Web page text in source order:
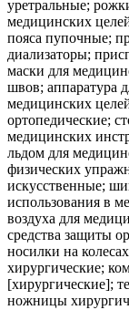
уретральные;
медицинских
пояса пупочные;
диализаторы;
маски для
швов; аппаратура
медицинских
ортопедические;
медицинских
льдом для
физических
искусственные;
использования в
воздуха для
средства защиты
носилки на
хирургические;
[хирургические];
ножницы